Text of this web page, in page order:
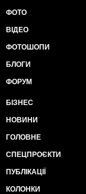
ФОТО
ВІДЕО
ФОТОШОПИ
БЛОГИ
ФОРУМ
БІЗНЕС
НОВИНИ
ГОЛОВНЕ
СПЕЦПРОЄКТИ
ПУБЛІКАЦІЇ
КОЛОНКИ